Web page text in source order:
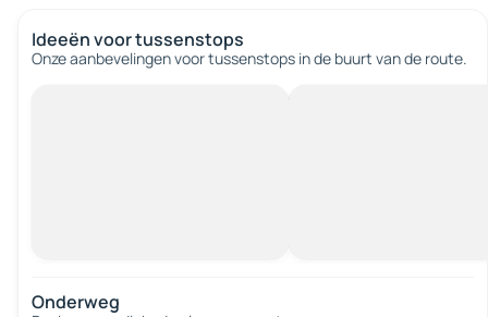
Ideeën voor tussenstops
Onze aanbevelingen voor tussenstops in de buurt van de route.
Onderweg